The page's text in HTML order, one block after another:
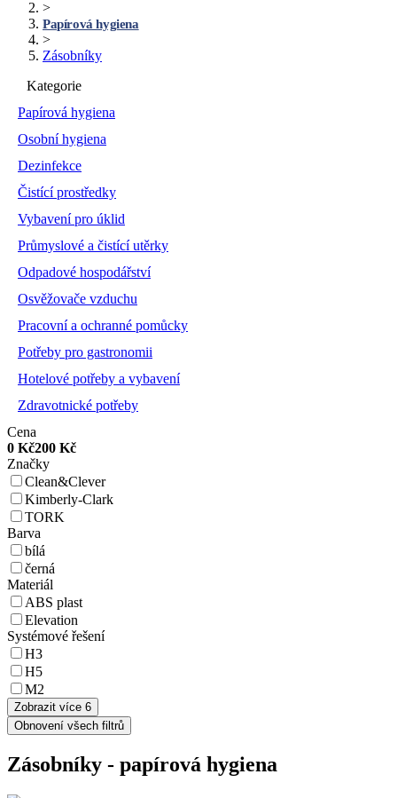
>
Papírová hygiena
>
Zásobníky
Kategorie
Papírová hygiena
Osobní hygiena
Dezinfekce
Čistící prostředky
Vybavení pro úklid
Průmyslové a čistící utěrky
Odpadové hospodářství
Osvěžovače vzduchu
Pracovní a ochranné pomůcky
Potřeby pro gastronomii
Hotelové potřeby a vybavení
Zdravotnické potřeby
Cena
0 Kč200 Kč
Značky
Clean&Clever
Kimberly-Clark
TORK
Barva
bílá
černá
Materiál
ABS plast
Elevation
Systémové řešení
H3
H5
M2
Zobrazit více 6
Obnovení všech filtrů
Zásobníky - papírová hygiena